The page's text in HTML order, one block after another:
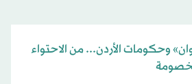
وحكومات الأردن... من الاحتواء